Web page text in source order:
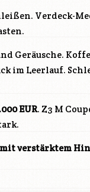
Verdeck-
Geräusche.
im Leerlauf.
EUR. Z3 M
mit verstärktem